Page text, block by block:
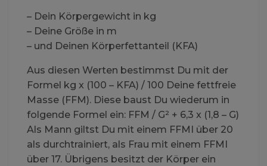
– Dein Körpergewicht in kg
– Deine Größe in m
– und Deinen Körperfettanteil (KFA)
Aus diesen Werten bestimmst Du mit der
Formel kg x (100 – KFA) / 100 Deine fettfreie
Masse (FFM). Diese baust Du wiederum in
folgende Formel ein: FFM / G² + 6,3 x (1,8 – G)
Als Mann giltst Du mit einem FFMI über 20
als durchtrainiert, als Frau mit einem FFMI
über 17. Übrigens besitzt der Körper ein